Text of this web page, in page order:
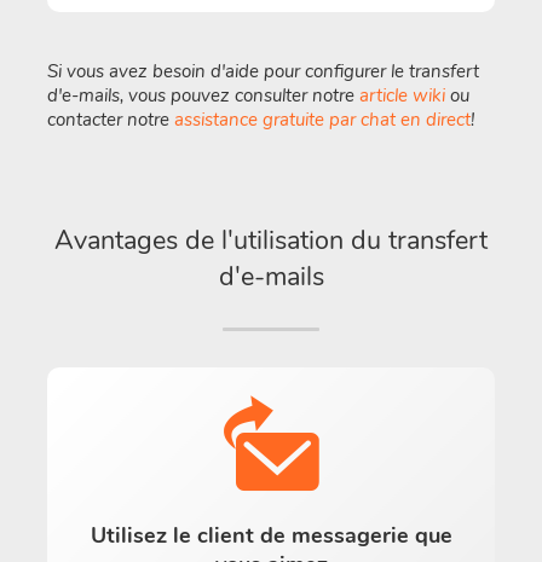
Si vous avez besoin d'aide pour configurer le transfert
d'e-mails, vous pouvez consulter notre article wiki ou
contacter notre assistance gratuite par chat en direct!
Avantages de l'utilisation du transfert
d'e-mails
Utilisez le client de messagerie que